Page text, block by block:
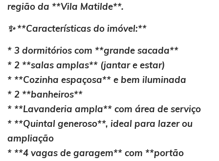
região da **Vila Matilde**.
✨ **Características do imóvel:**
* 3 dormitórios com **grande sacada**
* 2 **salas amplas** (jantar e estar)
* **Cozinha espaçosa** e bem iluminada
* 2 **banheiros**
* **Lavanderia ampla** com área de serviço
* **Quintal generoso**, ideal para lazer ou
ampliação
* **4 vagas de garagem** com **portão